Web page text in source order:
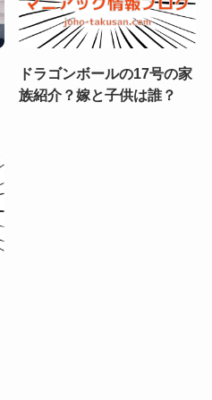
ドラゴンボールの17号の家
族紹介？嫁と子供は誰？